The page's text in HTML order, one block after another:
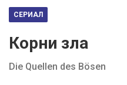
СЕРИАЛ
Корни зла
Die Quellen des Bösen